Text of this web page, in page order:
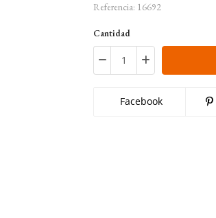
Referencia: 16692
Cantidad
Facebook